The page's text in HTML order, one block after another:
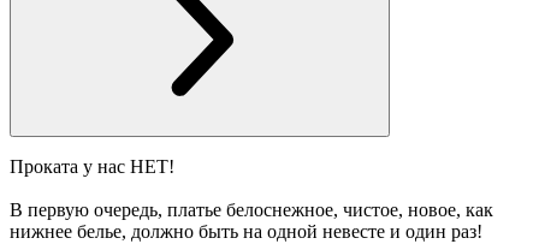
Проката у нас НЕТ!
В первую очередь, платье белоснежное, чистое, новое, как
нижнее белье, должно быть на одной невесте и один раз!